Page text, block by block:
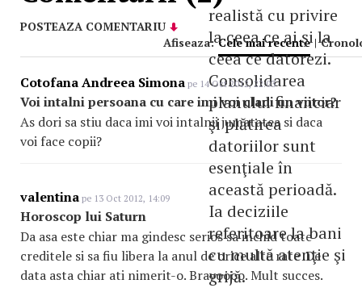
realistă cu privire
la ceea ce ai şi la
ceea ce datorezi.
Consolidarea
planului financiar
şi plătirea
datoriilor sunt
esenţiale în
această perioadă.
Ia deciziile
referitoare la bani
cu multă atenţie şi
grijă.
POSTEAZA COMENTARIU
Afiseaza: Cele mai recente |
Cotofana Andreea Simona pe 14 Oct 2012, 22:03
Voi intalni persoana cu care imi voi cladi un viitor?
As dori sa stiu daca imi voi intalnii jumatatea si daca
voi face copii?
valentina pe 13 Oct 2012, 14:09
Horoscop lui Saturn
Da asa este chiar ma gindesc serios sa inchid toate
creditele si sa fiu libera la anul de orice alte rate .De
data asta chiar ati nimerit-o. Bravoooo. Mult succes.